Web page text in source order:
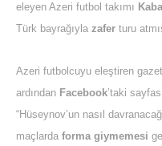
eleyen Azeri futbol takımı
Türk bayrağıyla zafer turu
Azeri futbolcuyu eleştiren
ardından Facebook’taki
“Hüseynov’un nasıl
maçlarda forma giymemesi